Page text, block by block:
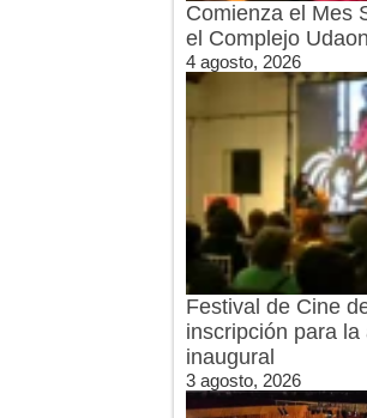
Comienza el Mes
el Complejo
4 agosto, 2026
Festival de Cine
inscripción para la
inaugural
3 agosto, 2026